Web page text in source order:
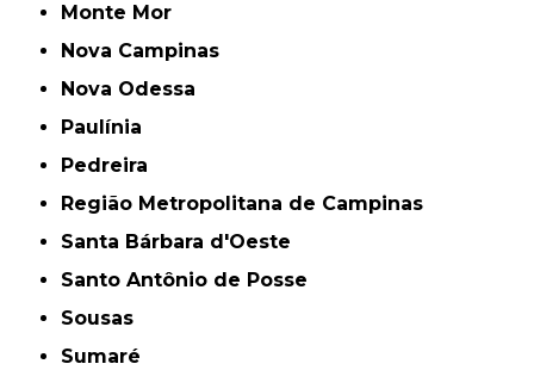
Monte Mor
Nova Campinas
Nova Odessa
Paulínia
Pedreira
Região Metropolitana de Campinas
Santa Bárbara d'Oeste
Santo Antônio de Posse
Sousas
Sumaré